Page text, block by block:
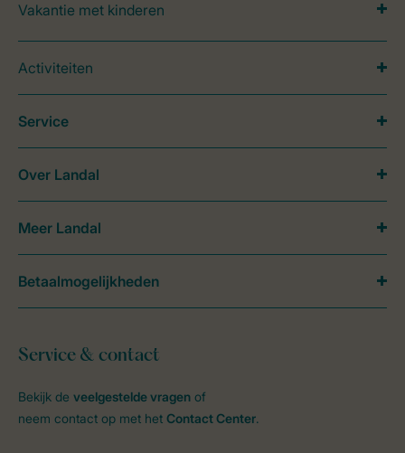
Vakantie met kinderen
Activiteiten
Service & contact
Bekijk de veelgestelde vragen of
neem contact op met het Contact Center.
Service
Over Landal
Meer Landal
Betaalmogelijkheden